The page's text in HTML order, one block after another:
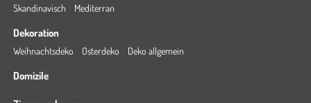
Skandinavisch
Mediterran
Dekoration
Weihnachtsdeko Osterdeko Deko allgemein
Domizile